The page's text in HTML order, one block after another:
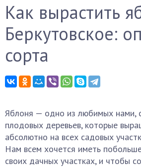
Как вырастить
Беркутовское:
сорта
Яблоня — одно из любимых нами,
плодовых деревьев, которые
абсолютно на всех садовых
Нам всем хочется иметь
своих дачных участках, и чтобы